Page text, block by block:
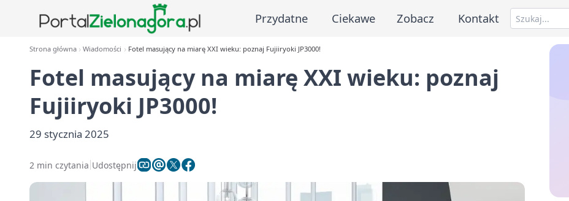
Przydatne Ciekawe Zobacz Kontakt
Strona główna Wiadomości Fotel masujący na miarę XXI wieku: poznaj Fujiiryoki JP3000!
Fotel masujący na miarę XXI wieku: poznaj
Fujiiryoki JP3000!
29 stycznia 2025
2 min czytania Udostępnij